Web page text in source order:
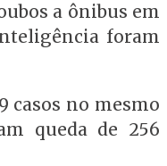
a ônibus em
foram
casos no mesmo
queda de 256